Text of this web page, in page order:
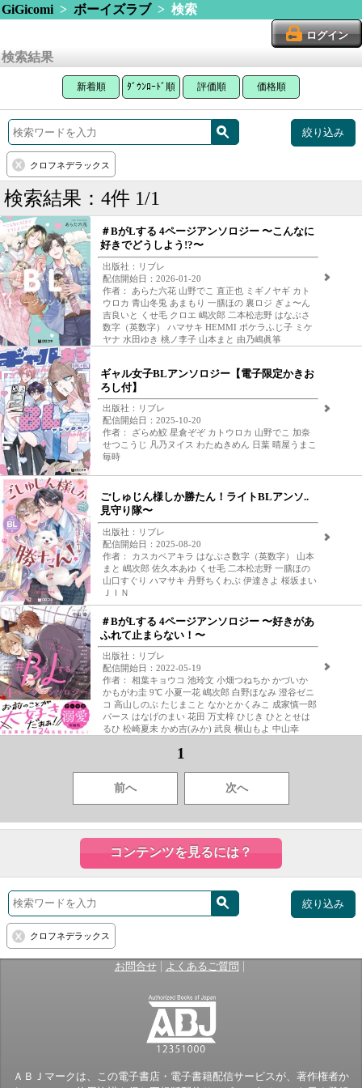
GiGicomi> ボーイズラブ> 検索
ログイン
検索結果
新着順 ﾀﾞｳﾝﾛｰﾄﾞ順 評価順 価格順
絞り込み
クロフネデラックス
検索結果：4件 1/1
＃BがLする 4ページアンソロジー 〜こんなに
好きでどうしよう!?〜
出版社：リブレ
配信開始日：2026-01-20
作者： あらた六花 山野でこ 直正也 ミギノヤギ カト
ウロカ 青山冬兎 あまもり 一膳ほの 裏ロジ ぎょ〜ん
吉良いと くせ毛 クロエ 嶋次郎 二本松志野 はなぶさ
数字（英数字） ハマサキ HEMMI ポケラふじ子 ミケ
ヤナ 水田ゆき 桃ノ李子 山本まと 由乃嶋眞箏
ギャル女子BLアンソロジー【電子限定かきお
ろし付】
出版社：リブレ
配信開始日：2025-10-20
作者： ざらめ鮫 星倉ぞぞ カトウロカ 山野でこ 加奈
せつこうじ 凡乃ヌイス わたぬきめん 日葉 晴屋うまこ
毎時
ごしゅじん様しか勝たん！ライトBLアンソ..
見守り隊〜
出版社：リブレ
配信開始日：2025-08-20
作者： カスカベアキラ はなぶさ数字（英数字） 山本
まと 嶋次郎 佐久本あゆ くせ毛 二本松志野 一膳ほの
山口すぐり ハマサキ 丹野ちくわぶ 伊達きよ 桜坂まい
ＪＩＮ
＃BがLする 4ページアンソロジー 〜好きがあ
ふれて止まらない！〜
出版社：リブレ
配信開始日：2022-05-19
作者： 相葉キョウコ 池玲文 小畑つねちか かづいか
かもがわ圭 9℃ 小夏一花 嶋次郎 白野ほなみ 澄谷ゼニ
コ 高山しのぶ たじまこと なかとかくみこ 成家慎一郎
パース はなげのまい 花田 万丈梓 ひじき ひととせは
るひ 松崎夏未 かめ吉(みか) 武良 横山もよ 中山幸
1
前へ 次へ
コンテンツを見るには？
絞り込み
クロフネデラックス
お問合せ| よくあるご質問 |
ＡＢＪマークは、この電子書店・電子書籍配信サービスが、著作権者か